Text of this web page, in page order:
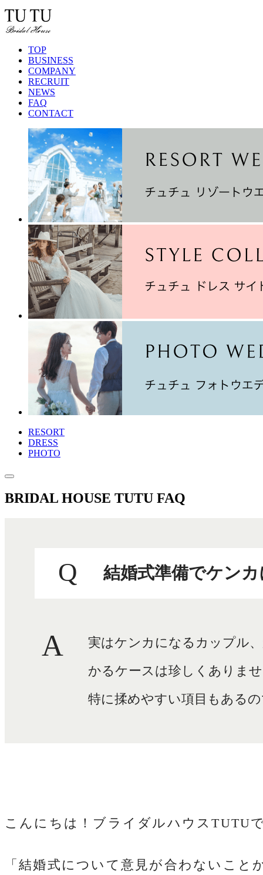
TOP
BUSINESS
COMPANY
RECRUIT
NEWS
FAQ
CONTACT
RESORT
DRESS
PHOTO
BRIDAL HOUSE TUTU FAQ
Q 結婚式準備でケン
A
実はケンカになるカップル
かるケースは珍しくありま
特に揉めやすい項目もある
こんにちは！ブライダルハウスTUTU
「結婚式について意見が合わないこ